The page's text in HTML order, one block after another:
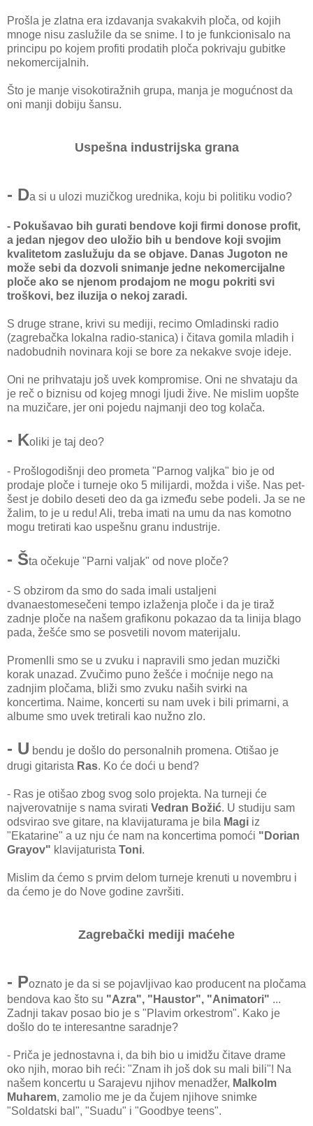
Prošla je zlatna era izdavanja svakakvih ploča, od kojih
mnoge nisu zaslužile da se snime. I to je funkcionisalo na
principu po kojem profiti prodatih ploča pokrivaju gubitke
nekomercijalnih.
Što je manje visokotiražnih grupa, manja je mogućnost da
oni manji dobiju šansu.
Uspešna industrijska grana
- Da si u ulozi muzičkog urednika, koju bi politiku vodio?
- Pokušavao bih gurati bendove koji firmi donose profit,
a jedan njegov deo uložio bih u bendove koji svojim
kvalitetom zaslužuju da se objave. Danas Jugoton ne
može sebi da dozvoli snimanje jedne nekomercijalne
ploče ako se njenom prodajom ne mogu pokriti svi
troškovi, bez iluzija o nekoj zaradi.
S druge strane, krivi su mediji, recimo Omladinski radio
(zagrebačka lokalna radio-stanica) i čitava gomila mladih i
nadobudnih novinara koji se bore za nekakve svoje ideje.
Oni ne prihvataju još uvek kompromise. Oni ne shvataju da
je reč o biznisu od kojeg mnogi ljudi žive. Ne mislim uopšte
na muzičare, jer oni pojedu najmanji deo tog kolača.
- Koliki je taj deo?
- Prošlogodišnji deo prometa "Parnog valjka" bio je od
prodaje ploče i turneje oko 5 milijardi, možda i više. Nas pet-
šest je dobilo deseti deo da ga između sebe podeli. Ja se ne
žalim, to je u redu! Ali, treba imati na umu da nas komotno
mogu tretirati kao uspešnu granu industrije.
- Šta očekuje "Parni valjak" od nove ploče?
- S obzirom da smo do sada imali ustaljeni
dvanaestomesečeni tempo izlaženja ploče i da je tiraž
zadnje ploče na našem grafikonu pokazao da ta linija blago
pada, žešće smo se posvetili novom materijalu.
Promenlli smo se u zvuku i napravili smo jedan muzički
korak unazad. Zvučimo puno žešće i moćnije nego na
zadnjim pločama, bliži smo zvuku naših svirki na
koncertima. Naime, koncerti su nam uvek i bili primarni, a
albume smo uvek tretirali kao nužno zlo.
- U bendu je došlo do personalnih promena. Otišao je
drugi gitarista Ras. Ko će doći u bend?
- Ras je otišao zbog svog solo projekta. Na turneji će
najverovatnije s nama svirati Vedran Božić. U studiju sam
odsvirao sve gitare, na klavijaturama je bila Magi iz
"Ekatarine" a uz nju će nam na koncertima pomoći "Dorian
Grayov" klavijaturista Toni.
Mislim da ćemo s prvim delom turneje krenuti u novembru i
da ćemo je do Nove godine završiti.
Zagrebački mediji maćehe
- Poznato je da si se pojavljivao kao producent na pločama
bendova kao što su "Azra", "Haustor", "Animatori" ...
Zadnji takav posao bio je s "Plavim orkestrom". Kako je
došlo do te interesantne saradnje?
- Priča je jednostavna i, da bih bio u imidžu čitave drame
oko njih, morao bih reći: "Znam ih još dok su mali bili"! Na
našem koncertu u Sarajevu njihov menadžer, Malkolm
Muharem, zamolio me je da čujem njihove snimke
"Soldatski bal", "Suadu" i "Goodbye teens".